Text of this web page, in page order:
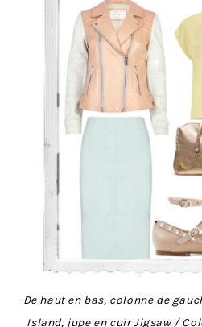
De haut en bas, colonne de
Island, jupe en cuirJigsaw/